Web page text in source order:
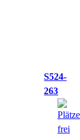
S524-
263